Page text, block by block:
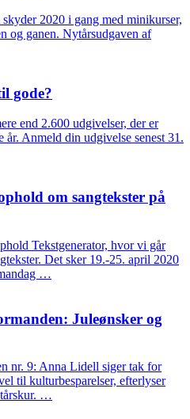
2020 i gang med minikurser,
og ganen. Nytårsudgaven af
gode?
end 2.600 udgivelser, der er
år. Anmeld din udgivelse senest 31.
om sangtekster på
Tekstgenerator, hvor vi går
Det sker 19.-25. april 2020
…
Juleønsker og
nr. 9: Anna Lidell siger tak for
til kulturbesparelser, efterlyser
…